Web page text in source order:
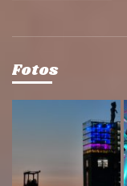
Fotos